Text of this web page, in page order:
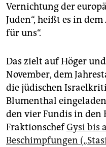
Vernichtung der
Juden“, heißt es in
für uns“.
Das zielt auf Höger
November, dem
die jüdischen
Blumenthal
den vier Fundis in den
FraktionschefGysi bis
Beschimpfungen